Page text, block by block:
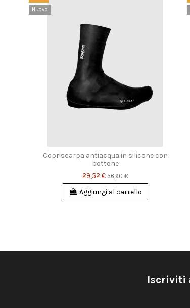
Nuovo
Copriscarpa antiacqua in silicone con
bottone
29,52 € 36,90 €
Aggiungi al carrello
Iscriviti